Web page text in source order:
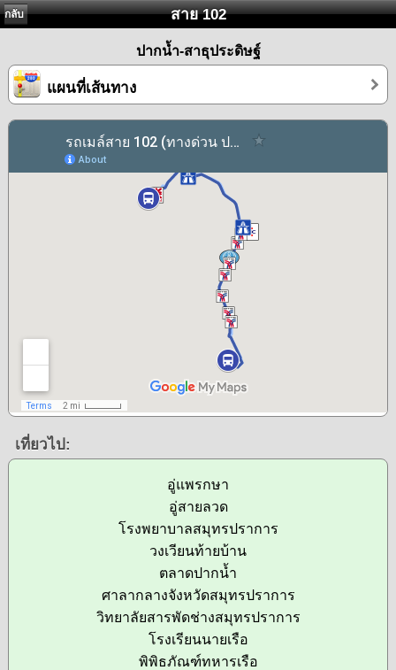
กลับ สาย 102
ปากน้ำ-สาธุประดิษฐ์
แผนที่เส้นทาง
เที่ยวไป:
อู่แพรกษา
อู่สายลวด
โรงพยาบาลสมุทรปราการ
วงเวียนท้ายบ้าน
ตลาดปากน้ำ
ศาลากลางจังหวัดสมุทรปราการ
วิทยาลัยสารพัดช่างสมุทรปราการ
โรงเรียนนายเรือ
พิพิธภัณฑ์ทหารเรือ